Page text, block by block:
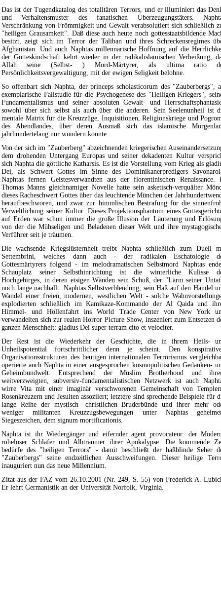
Das ist der Tugendkatalog des totalitären Terrors, und er illuminiert das
und Verhaltensmuster des fanatischen Überzeugungstäters.
Verschränkung von Frömmigkeit und Gewalt verabsolutiert sich schließlich
"heiligen Grausamkeit". Daß diese auch heute noch gottesstaatsbildende
besitzt, zeigt sich im Terror der Taliban und ihres Schreckensregimes
Afghanistan. Und auch Naphtas millennarische Hoffnung auf die
der Gotteskindschaft kehrt wieder in der radikalislamischen Verheißung,
Allah seine (Selbst- ) Mord-Märtyrer, als ultima ratio
Persönlichkeitsvergewaltigung, mit der ewigen Seligkeit belohne.
So offenbart sich Naphta, der princeps scholasticorum des "Zauberbergs",
exemplarische Fallstudie für die Psychogenese des "Heiligen Kriegers",
Fundamentalismus und seiner absoluten Gewalt- und
sowohl über sich selbst als auch über die anderen. Sein Seelenunheil ist
mentale Matrix für die Kreuzzüge, Inquisitionen, Religionskriege und
des Abendlandes, über deren Ausmaß sich das islamische
jahrhundertelang nur wundern konnte.
Von der sich im "Zauberberg" abzeichnenden kriegerischen
dem drohenden Untergang Europas und seiner dekadenten Kultur
sich Naphta die göttliche Katharsis. Es ist die Vorstellung vom Krieg als
Dei, als Schwert Gottes im Sinne des Dominikanerpredigers
Naphtas fernen Geistesverwandten aus der florentinischen Renaissance.
Thomas Manns gleichnamiger Novelle hatte sein asketisch-verquälter
dieses Racheschwert Gottes über das leuchtende München der
heraufbeschworen, und zwar zur himmlischen Bestrafung für die
Verweltlichung seiner Kultur. Dieses Projektionsphantom eines
auf Erden war schon immer die große Illusion der Läuterung und
von der die Mühseligen und Beladenen dieser Welt und ihre
Verführer seit je träumen.
Die wachsende Kriegslüsternheit treibt Naphta schließlich zum Duell
Settembrini, welches dann auch - der radikalen Eschatologie
Gottesmärtyrers folgend - im melodramatischen Selbstmord Naphtas
Schauplatz seiner Selbsthinrichtung ist die winterliche Kulisse
Hochgebirges, in deren eisigen Wänden sein Schuß, der "Lärm seiner
noch lange nachhallt. Naphtas Selbstverblendung, sein Haß auf den Handel
Wandel einer freien, modernen, westlichen Welt - solche
explodierten schließlich im Kamikaze-Kommando der Al Qaida und
Himmel- und Höllenfahrt ins World Trade Center von New York
verwandelten sich zur realen Horror Picture Show, inszeniert zum Entsetzen
ganzen Menschheit: gladius Dei super terram cito et velociter.
Der Rest ist die Wiederkehr der Geschichte, die in ihrem Heils-
Unheilspotential fortschrittlicher denn je scheint. Den
Organisationsstrukturen des heutigen internationalen Terrorismus
operierte auch Naphta in einer ausgesprochen kosmopolitischen Gedanken-
Geheimbundwelt. Entsprechend der Muslim Brotherhood und
weitverzweigten, subversiv-fundamentalistischen Netzwerk ist auch
wirre Vita mit einer imaginär verschworenen Gemeinschaft von
Rosenkreuzern und Jesuiten assoziiert; letztere sind sprechende Beispiele für
lange Reihe der mystisch- christlichen Bruderbünde und ihrer mehr
weniger militanten Kreuzzugsbewegungen unter Naphtas
Siegeszeichen, dem signum mortificationis.
Naphta ist ihr Wiedergänger und eifernder agent provocateur: der
ruheloser Schläfer und Albträumer ihrer Apokalypse. Die kommende
bedürfe des "heiligen Terrors" - damit beschließt der haßblinde Seher
"Zauberbergs" seine endzeitlichen Ausschweifungen. Dieser heilige
inauguriert nun das neue Millennium.
Zitat aus der FAZ vom 26.10.2001 (Nr. 249, S. 55) von Frederick A.
Er lehrt Germanistik an der Universität Norfolk, Virginia.